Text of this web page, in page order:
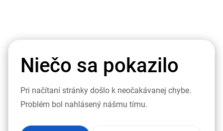
Niečo sa pokazilo
Pri načítaní stránky došlo k neočakávanej chybe.
Problém bol nahlásený nášmu tímu.